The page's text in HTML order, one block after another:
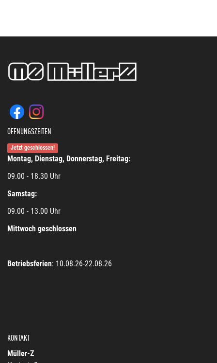
ÖFFNUNGSZEITEN
Jetzt geschlossen!
Montag, Dienstag, Donnerstag, Freitag:
09.00 - 18.30 Uhr
Samstag:
09.00 - 13.00 Uhr
Mittwoch geschlossen
Betriebsferien: 10.08.26-22.08.26
KONTAKT
Müller-Z